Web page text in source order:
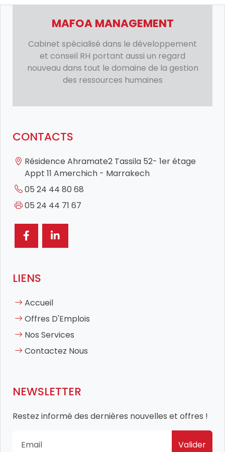
MAFOA MANAGEMENT
Cabinet spécialisé dans le développement
et conseil RH portant aussi un regard
nouveau dans tout le domaine de la gestion
des ressources humaines
CONTACTS
Résidence Ahramate2 Tassila 52- 1er étage
Appt 11 Amerchich - Marrakech
05 24 44 80 68
05 24 44 71 67
LIENS
Accueil
Offres D'Emplois
Nos Services
Contactez Nous
NEWSLETTER
Restez informé des dernières nouvelles et offres !
Valider